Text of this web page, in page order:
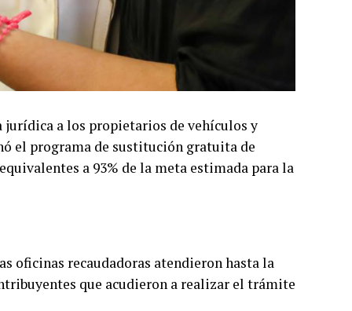
a los propietarios de vehículos y
el programa de sustitución gratuita de
a 93% de la meta estimada para la
oficinas recaudadoras atendieron hasta la
que acudieron a realizar el trámite